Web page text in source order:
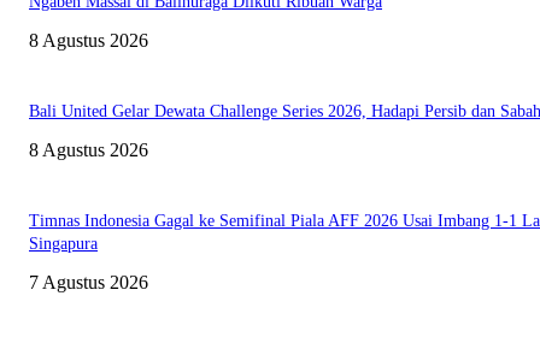
8 Agustus 2026
Bali United Gelar Dewata Challenge Series 2026, Hadapi Persib dan
8 Agustus 2026
Timnas Indonesia Gagal ke Semifinal Piala AFF 2026 Usai Imbang 1-1
Singapura
7 Agustus 2026